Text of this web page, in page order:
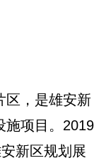
区，是雄安新
施项目。2019
新区规划展